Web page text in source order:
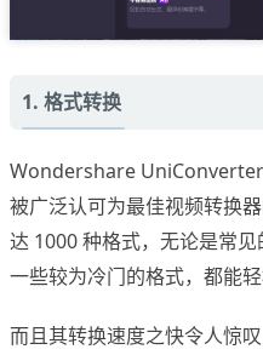
1. 格式转换
Wondershare
被广泛认可为最佳视频转换
达 1000 种格式，无论是常
一些较为冷门的格式，都能轻
而且其转换速度之快令人惊